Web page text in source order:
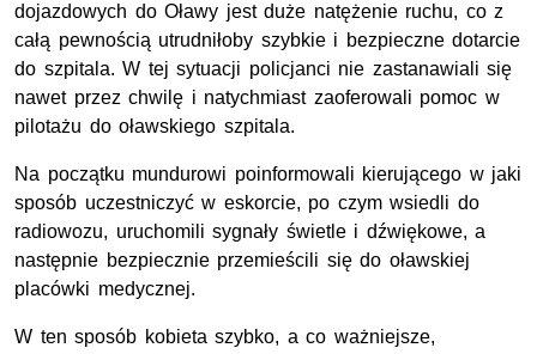
dojazdowych do Oławy jest duże natężenie ruchu, co z
całą pewnością utrudniłoby szybkie i bezpieczne dotarcie
do szpitala. W tej sytuacji policjanci nie zastanawiali się
nawet przez chwilę i natychmiast zaoferowali pomoc w
pilotażu do oławskiego szpitala.
Na początku mundurowi poinformowali kierującego w jaki
sposób uczestniczyć w eskorcie, po czym wsiedli do
radiowozu, uruchomili sygnały świetle i dźwiękowe, a
następnie bezpiecznie przemieścili się do oławskiej
placówki medycznej.
W ten sposób kobieta szybko, a co ważniejsze,